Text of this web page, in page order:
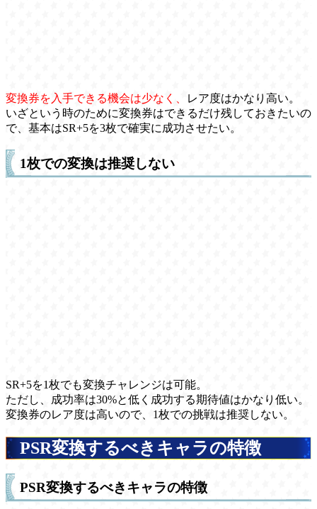
変換券を入手できる機会は少なく、
レア度はかなり高い。
いざという時のために変換券はできるだけ残しておきたいの
で、基本はSR+5を3枚で確実に成功させたい。
1枚での変換は推奨しない
SR+5を1枚でも変換チャレンジは可能。
ただし、成功率は30%と低く成功する期待値はかなり低い。
変換券のレア度は高いので、1枚での挑戦は推奨しない。
PSR変換するべきキャラの特徴
PSR変換するべきキャラの特徴